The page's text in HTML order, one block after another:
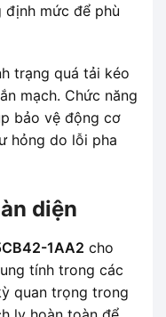
định mức để phù
trạng quá tải kéo
mạch. Chức năng
bảo vệ động cơ
hỏng do lỗi pha
diện
1AA2 cho
tính trong các
quan trọng trong